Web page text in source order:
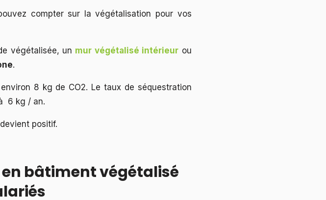
compter sur la végétalisation pour vos
végétalisée, un mur végétalisé intérieur ou
.
8 kg de CO2. Le taux de séquestration
6 kg / an.
positif.
bâtiment végétalisé